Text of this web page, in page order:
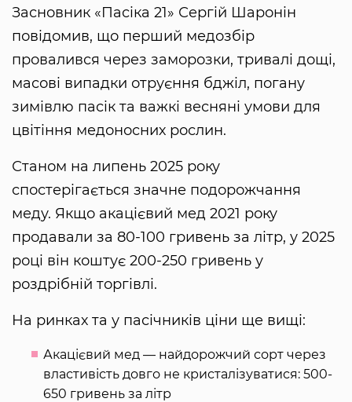
Засновник «Пасіка 21» Сергій Шаронін
повідомив, що перший медозбір
провалився через заморозки, тривалі дощі,
масові випадки отруєння бджіл, погану
зимівлю пасік та важкі весняні умови для
цвітіння медоносних рослин.
Станом на липень 2025 року
спостерігається значне подорожчання
меду. Якщо акацієвий мед 2021 року
продавали за 80-100 гривень за літр, у 2025
році він коштує 200-250 гривень у
роздрібній торгівлі.
На ринках та у пасічників ціни ще вищі:
Акацієвий мед — найдорожчий сорт через
властивість довго не кристалізуватися: 500-
650 гривень за літр